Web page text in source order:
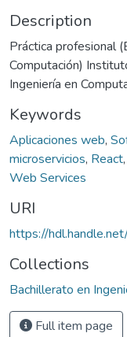
Description
Práctica profesional
Computación)
Ingeniería en
Keywords
Aplicaciones web,
microservicios, React,
Web Services
URI
https://
Collections
Bachillerato en
Full item page